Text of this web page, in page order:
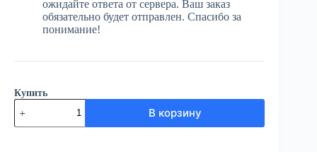
ожидайте ответа от сервера. Ваш заказ
обязательно будет отправлен. Спасибо за
понимание!
Купить
Количество
товара
ЮГ
В корзину